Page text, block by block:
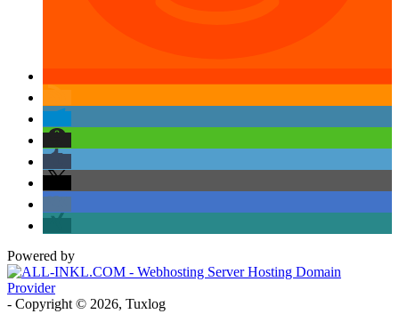
Powered by
- Copyright © 2026, Tuxlog